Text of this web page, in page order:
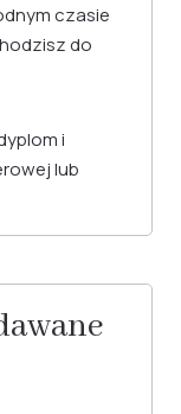
czasie
do
i
lub